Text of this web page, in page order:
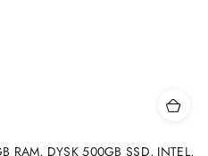
RAM, DYSK 500GB SSD, INTEL,